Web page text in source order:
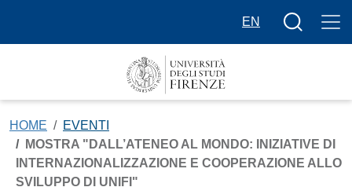
EN
Bottone
HOME
EVENTI
MOSTRA "DALL’ATENEO AL MONDO: INIZIATIVE DI
INTERNAZIONALIZZAZIONE E COOPERAZIONE ALLO
SVILUPPO DI UNIFI"